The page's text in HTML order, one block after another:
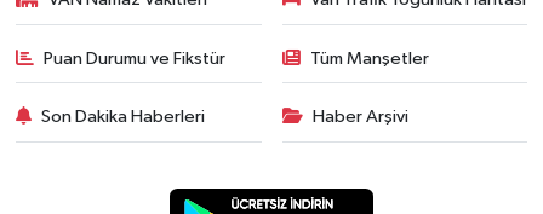
Puan Durumu ve Fikstür Tüm Manşetler
Son Dakika Haberleri Haber Arşivi